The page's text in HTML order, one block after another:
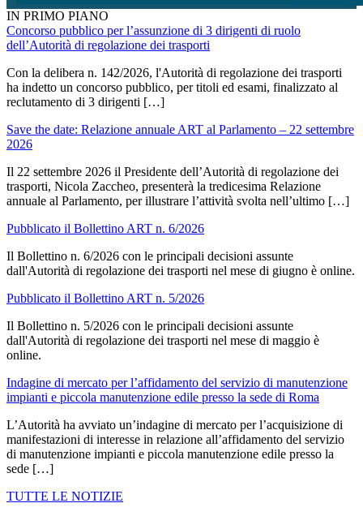
IN PRIMO PIANO
Concorso pubblico per l’assunzione di 3 dirigenti di ruolo
dell’Autorità di regolazione dei trasporti
Con la delibera n. 142/2026, l'Autorità di regolazione dei trasporti
ha indetto un concorso pubblico, per titoli ed esami, finalizzato al
reclutamento di 3 dirigenti […]
Save the date: Relazione annuale ART al Parlamento – 22 settembre
2026
Il 22 settembre 2026 il Presidente dell’Autorità di regolazione dei
trasporti, Nicola Zaccheo, presenterà la tredicesima Relazione
annuale al Parlamento, per illustrare l’attività svolta nell’ultimo […]
Pubblicato il Bollettino ART n. 6/2026
Il Bollettino n. 6/2026 con le principali decisioni assunte
dall'Autorità di regolazione dei trasporti nel mese di giugno è online.
Pubblicato il Bollettino ART n. 5/2026
Il Bollettino n. 5/2026 con le principali decisioni assunte
dall'Autorità di regolazione dei trasporti nel mese di maggio è
online.
Indagine di mercato per l’affidamento del servizio di manutenzione
impianti e piccola manutenzione edile presso la sede di Roma
L’Autorità ha avviato un’indagine di mercato per l’acquisizione di
manifestazioni di interesse in relazione all’affidamento del servizio
di manutenzione impianti e piccola manutenzione edile presso la
sede […]
TUTTE LE NOTIZIE